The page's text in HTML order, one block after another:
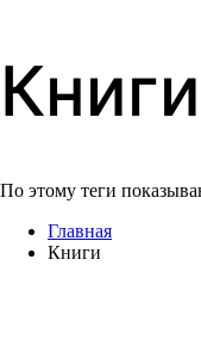
Книги
По этому теги
Главная
Книги